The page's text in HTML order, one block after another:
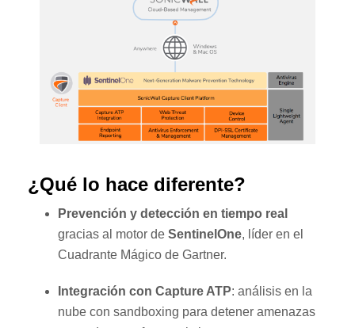
¿Qué lo hace diferente?
Prevención y detección en tiempo real
gracias al motor de SentinelOne, líder en el
Cuadrante Mágico de Gartner.
Integración con Capture ATP: análisis en la
nube con sandboxing para detener amenazas